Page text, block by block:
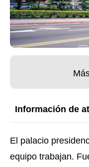
Información de
El palacio
equipo trabajan.